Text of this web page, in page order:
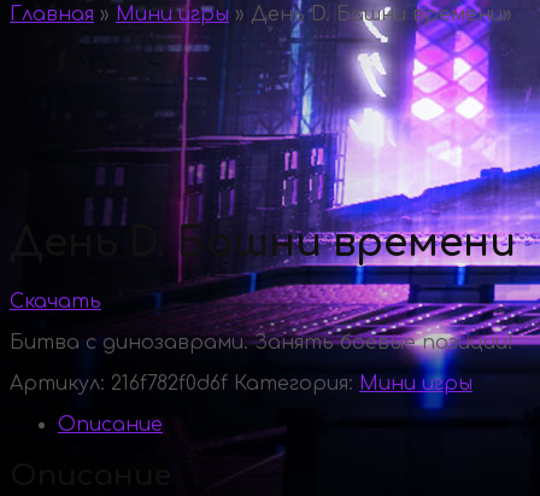
Главная » Мини игры » День D. Башни времени»
День D. Башни времени
Скачать
Битва с динозаврами. Занять боевые позиции!
Артикул: 216f782f0d6f Категория: Мини игры
Описание